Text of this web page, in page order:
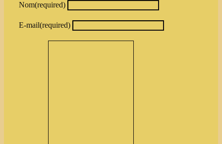
Nom(required)
E-mail(required)